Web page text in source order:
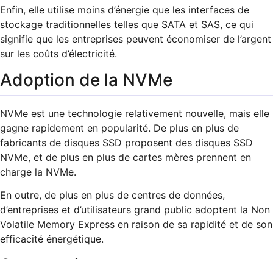
Enfin, elle utilise moins d’énergie que les interfaces de
stockage traditionnelles telles que SATA et SAS, ce qui
signifie que les entreprises peuvent économiser de l’argent
sur les coûts d’électricité.
Adoption de la NVMe
NVMe est une technologie relativement nouvelle, mais elle
gagne rapidement en popularité. De plus en plus de
fabricants de disques SSD proposent des disques SSD
NVMe, et de plus en plus de cartes mères prennent en
charge la NVMe.
En outre, de plus en plus de centres de données,
d’entreprises et d’utilisateurs grand public adoptent la Non
Volatile Memory Express en raison de sa rapidité et de son
efficacité énergétique.